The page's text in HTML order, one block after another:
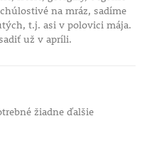
na mráz, sadíme
t.j. asi v polovici mája.
už v apríli.
žiadne ďalšie